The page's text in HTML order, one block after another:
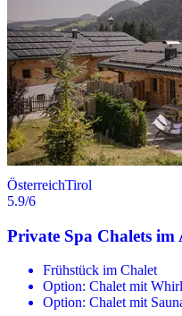
ÖsterreichTirol
5.9/6
Private Spa Chalets im
Frühstück im Chalet
Option: Chalet mit
Option: Chalet mit